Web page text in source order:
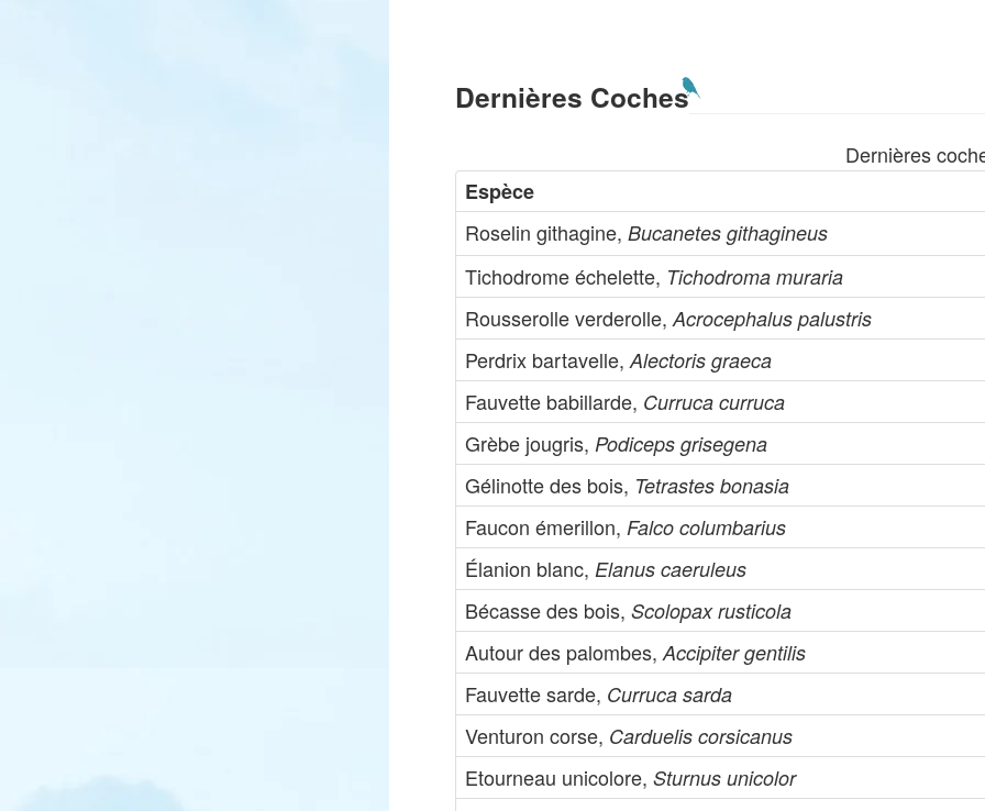
Dernières Coches
Dernières
Espèce
Roselin githagine,Bucanetes githagineus
Tichodrome échelette, Tichodroma muraria
Rousserolle verderolle,Acrocephalus palustris
Perdrix bartavelle,Alectoris graeca
Fauvette babillarde, Curruca curruca
Grèbe jougris, Podiceps grisegena
Gélinotte des bois, Tetrastes bonasia
Faucon émerillon, Falco columbarius
Élanion blanc, Elanus caeruleus
Bécasse des bois,Scolopax rusticola
Autour des palombes,Accipiter gentilis
Fauvette sarde, Curruca sarda
Venturon corse, Carduelis corsicanus
Etourneau unicolore,Sturnus unicolor